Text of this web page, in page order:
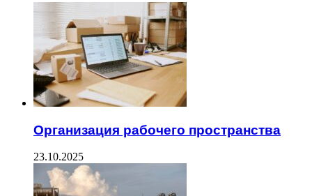
Организация рабочего пространства
23.10.2025